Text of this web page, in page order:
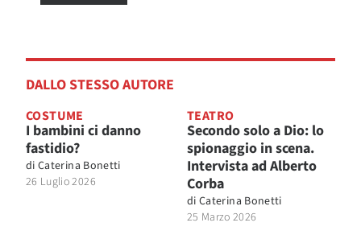
DALLO STESSO AUTORE
COSTUME
I bambini ci danno
fastidio?
di Caterina Bonetti
26 Luglio 2026
TEATRO
Secondo solo a Dio: lo
spionaggio in scena.
Intervista ad Alberto
Corba
di Caterina Bonetti
25 Marzo 2026